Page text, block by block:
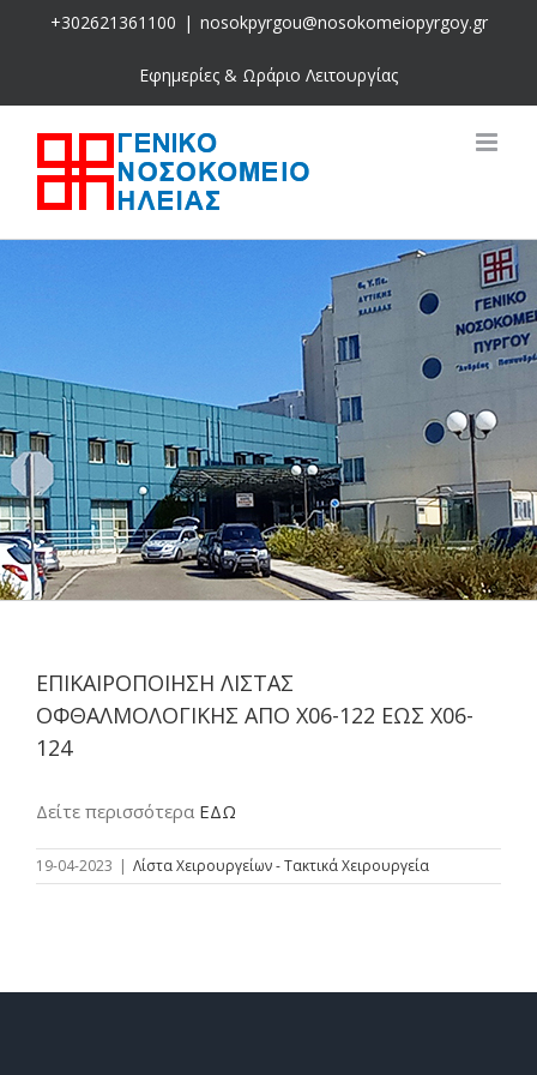
+302621361100 | nosokpyrgou@nosokomeiopyrgoy.gr
Εφημερίες & Ωράριο Λειτουργίας
ΕΠΙΚΑΙΡΟΠΟΙΗΣΗ ΛΙΣΤΑΣ
ΟΦΘΑΛΜΟΛΟΓΙΚΗΣ ΑΠΟ Χ06-122 ΕΩΣ Χ06-
124
Δείτε περισσότερα ΕΔΩ
19-04-2023 | Λίστα Χειρουργείων - Τακτικά Χειρουργεία